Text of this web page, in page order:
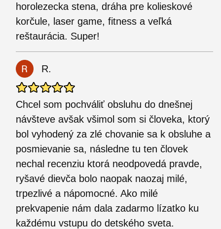
horolezecka stena, dráha pre kolieskové
korčule, laser game, fitness a veľká
reštaurácia. Super!
R.
Chcel som pochváliť obsluhu do dnešnej
návšteve avšak všimol som si človeka, ktorý
bol vyhodený za zlé chovanie sa k obsluhe a
posmievanie sa, následne tu ten človek
nechal recenziu ktorá neodpovedá pravde,
ryšavé dievča bolo naopak naozaj milé,
trpezlivé a nápomocné. Ako milé
prekvapenie nám dala zadarmo lízatko ku
každému vstupu do detského sveta.